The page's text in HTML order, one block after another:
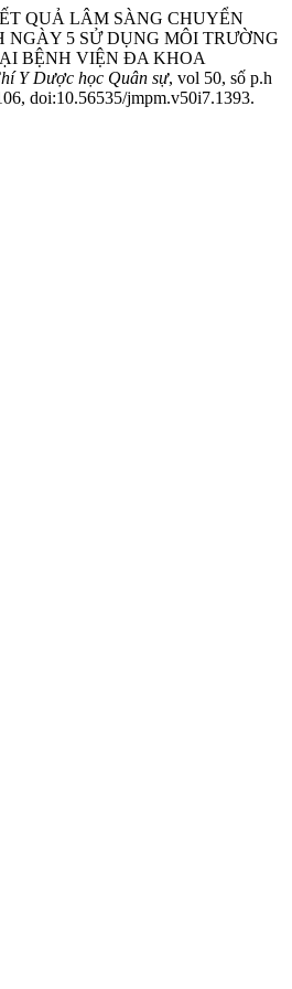
QUẢ LÂM SÀNG CHUYỂN
5 SỬ DỤNG MÔI TRƯỜNG
BỆNH VIỆN ĐA KHOA
Y Dược học Quân sự, vol 50, số p.h
doi:10.56535/jmpm.v50i7.1393.